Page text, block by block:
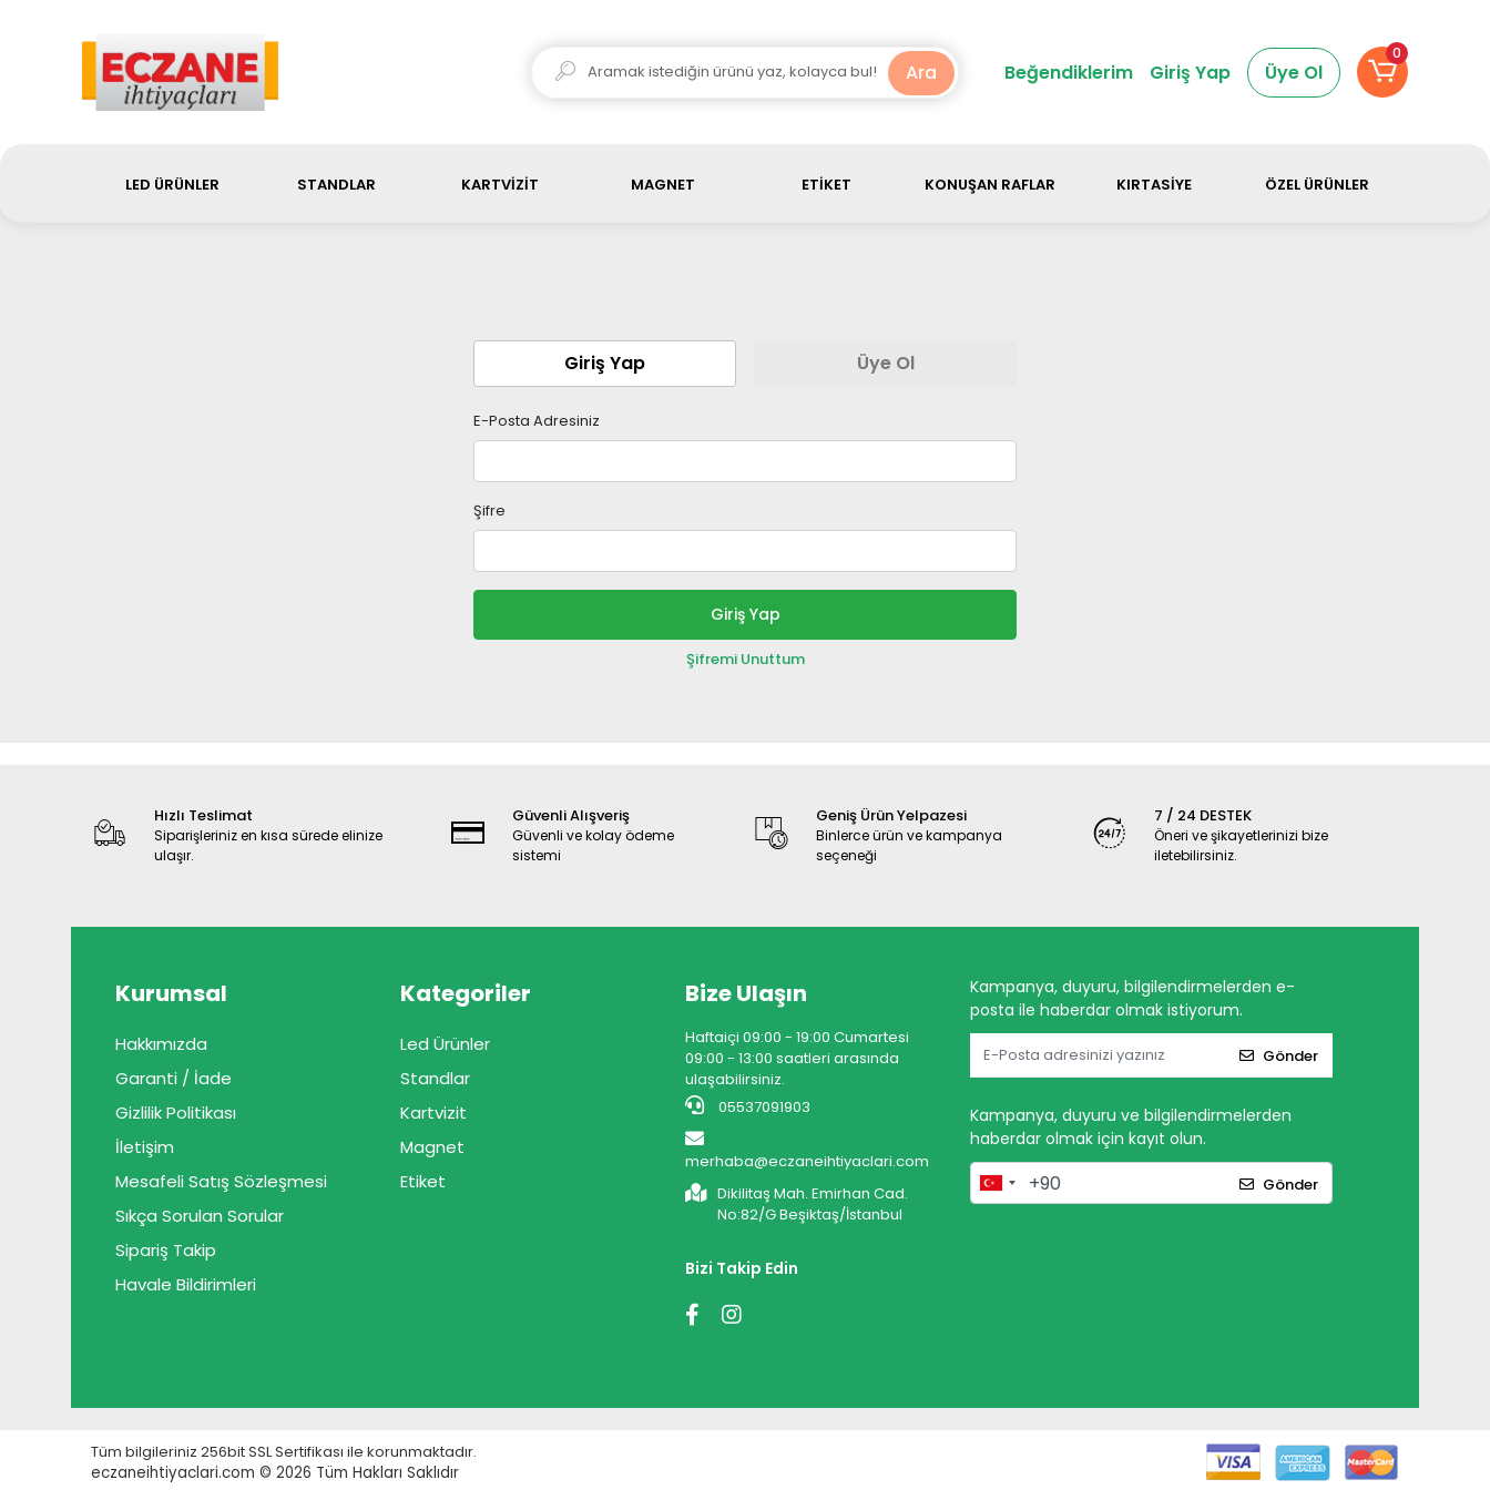
Ara
Beğendiklerim Giriş Yap Üye Ol
0
LED ÜRÜNLER STANDLAR KARTVİZİT MAGNET ETİKET KONUŞAN RAFLAR KIRTASİYE ÖZEL ÜRÜNLER
Giriş Yap Üye Ol
E-Posta Adresiniz
Şifre
Giriş Yap
Şifremi Unuttum
Hızlı Teslimat
Siparişleriniz en kısa sürede elinize
ulaşır.
Güvenli Alışveriş
Güvenli ve kolay ödeme
sistemi
Geniş Ürün Yelpazesi
Binlerce ürün ve kampanya
seçeneği
7 / 24 DESTEK
Öneri ve şikayetlerinizi bize
iletebilirsiniz.
Kurumsal
Hakkımızda
Garanti / İade
Gizlilik Politikası
İletişim
Mesafeli Satış Sözleşmesi
Sıkça Sorulan Sorular
Sipariş Takip
Havale Bildirimleri
Kategoriler
Led Ürünler
Standlar
Kartvizit
Magnet
Etiket
Bize Ulaşın
Haftaiçi 09:00 - 19:00 Cumartesi
09:00 - 13:00 saatleri arasında
ulaşabilirsiniz.
05537091903
merhaba@eczaneihtiyaclari.com
Dikilitaş Mah. Emirhan Cad.
No:82/G Beşiktaş/İstanbul
Bizi Takip Edin
Kampanya, duyuru, bilgilendirmelerden e-
posta ile haberdar olmak istiyorum.
Gönder
Kampanya, duyuru ve bilgilendirmelerden
haberdar olmak için kayıt olun.
Gönder
Tüm bilgileriniz 256bit SSL Sertifikası ile korunmaktadır.
eczaneihtiyaclari.com © 2026 Tüm Hakları Saklıdır